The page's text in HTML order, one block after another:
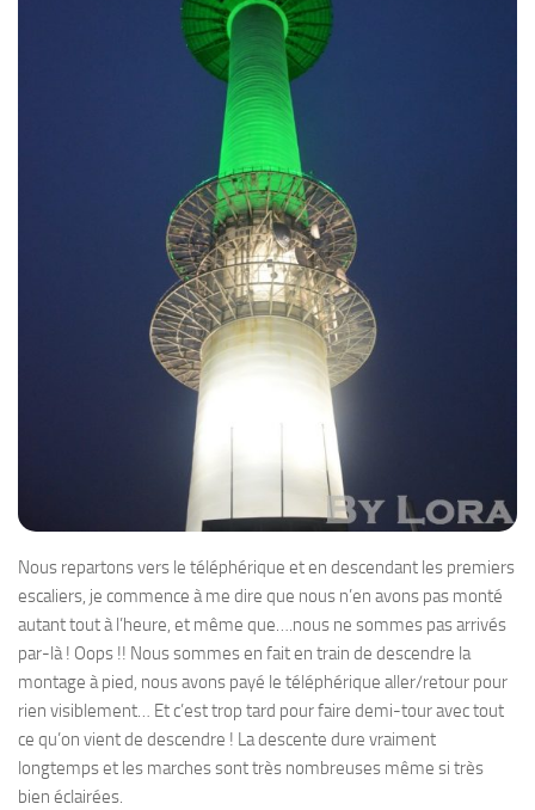
Nous repartons vers le téléphérique et en descendant les premiers
escaliers, je commence à me dire que nous n’en avons pas monté
autant tout à l’heure, et même que….nous ne sommes pas arrivés
par-là ! Oops !! Nous sommes en fait en train de descendre la
montage à pied, nous avons payé le téléphérique aller/retour pour
rien visiblement… Et c’est trop tard pour faire demi-tour avec tout
ce qu’on vient de descendre ! La descente dure vraiment
longtemps et les marches sont très nombreuses même si très
bien éclairées.